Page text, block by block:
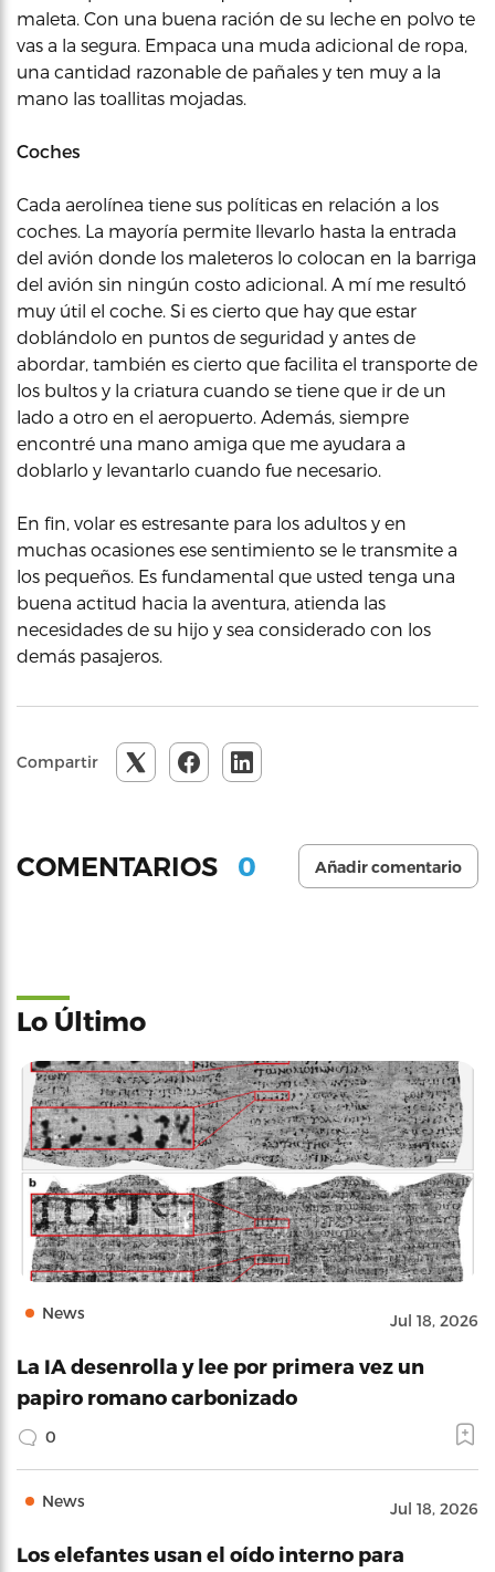
maleta. Con una buena ración de su leche en polvo te
vas a la segura. Empaca una muda adicional de ropa,
una cantidad razonable de pañales y ten muy a la
mano las toallitas mojadas.
Coches
Cada aerolínea tiene sus políticas en relación a los
coches. La mayoría permite llevarlo hasta la entrada
del avión donde los maleteros lo colocan en la barriga
del avión sin ningún costo adicional. A mí me resultó
muy útil el coche. Si es cierto que hay que estar
doblándolo en puntos de seguridad y antes de
abordar, también es cierto que facilita el transporte de
los bultos y la criatura cuando se tiene que ir de un
lado a otro en el aeropuerto. Además, siempre
encontré una mano amiga que me ayudara a
doblarlo y levantarlo cuando fue necesario.
En fin, volar es estresante para los adultos y en
muchas ocasiones ese sentimiento se le transmite a
los pequeños. Es fundamental que usted tenga una
buena actitud hacia la aventura, atienda las
necesidades de su hijo y sea considerado con los
demás pasajeros.
Compartir
COMENTARIOS 0 Añadir comentario
Lo Último
News Jul 18, 2026
La IA desenrolla y lee por primera vez un
papiro romano carbonizado
0
News Jul 18, 2026
Los elefantes usan el oído interno para